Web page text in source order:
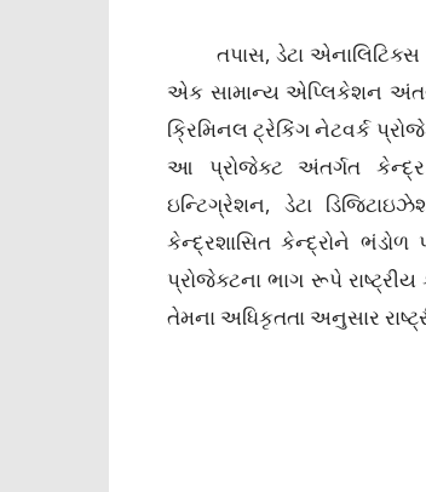
તપાસ, ડેટા એનાલિટિક્સ
એક સામાન્ય એપ્લિકેશન
ક્રિમિનલ ટ્રેકિંગ નેટવર્ક
આ પ્રોજેક્ટ અંતર્ગત કેન્દ્ર
ઇન્ટિગ્રેશન, ડેટા
કેન્દ્રશાસિત કેન્દ્રોને
પ્રોજેક્ટના ભાગ રૂપે
તેમના અધિકૃતતા અનુસાર